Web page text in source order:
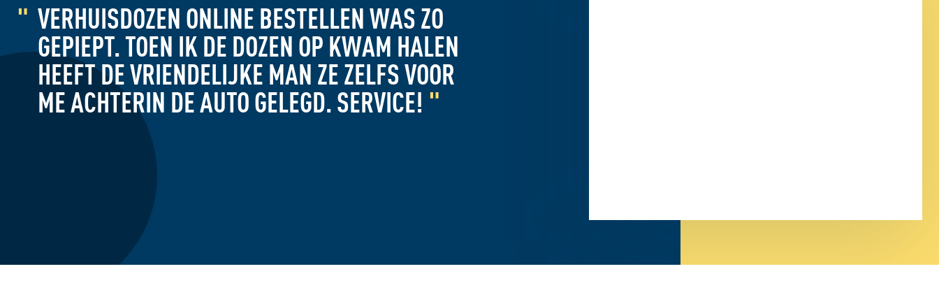
VERHUISDOZEN ONLINE BESTELLEN WAS ZO
GEPIEPT. TOEN IK DE DOZEN OP KWAM HALEN
HEEFT DE VRIENDELIJKE MAN ZE ZELFS VOOR
ME ACHTERIN DE AUTO GELEGD. SERVICE!